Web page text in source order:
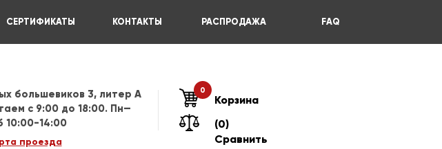
СЕРТИФИКАТЫ КОНТАКТЫ РАСПРОДАЖА FAQ
большевиков 3, литер А
c 9:00 до 18:00. Пн—
10:00-14:00
проезда
0
Корзина
(0)
Сравнить